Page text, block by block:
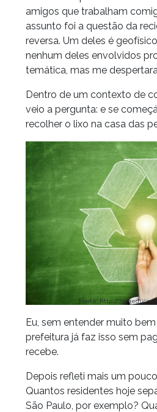
amigos que trabalham
assunto foi a questão da
reversa. Um deles é
nenhum deles envolvidos
temática, mas me
Dentro de um contexto de
veio a pergunta: e se
recolher o lixo na casa das
Fonte: http://
Eu, sem entender muito
prefeitura já faz isso sem
recebe.
Depois refleti mais um
Quantos residentes hoje
São Paulo, por exemplo?